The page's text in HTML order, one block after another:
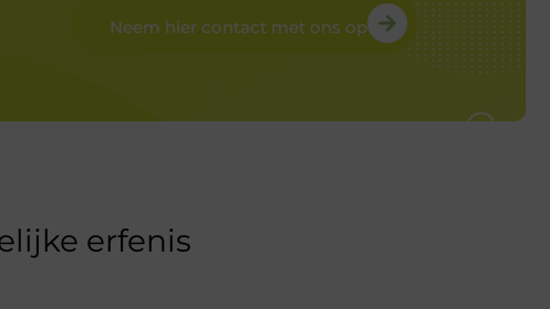
Neem hier contact met ons op
erfenis